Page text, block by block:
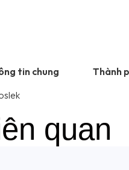
tin chung Thành
quan